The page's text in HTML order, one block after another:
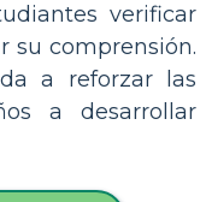
verificar
su comprensión.
a reforzar las
a desarrollar